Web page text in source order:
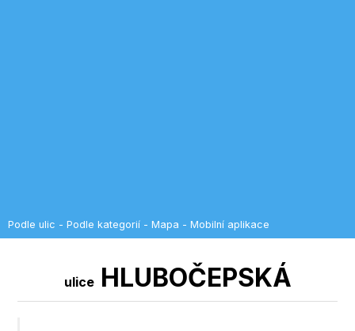
Podle ulic - Podle kategorií - Mapa - Mobilní aplikace
uliceHLUBOČEPSKÁ